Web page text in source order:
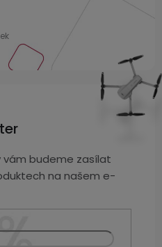
vám budeme zasílat
na našem e-